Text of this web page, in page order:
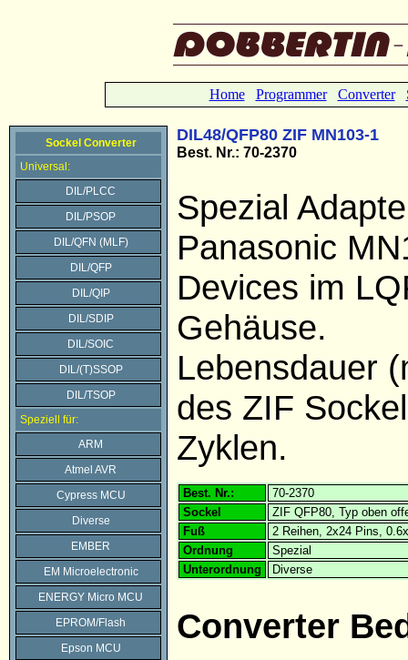
Home Programmer Converter
Sockel Converter
Universal:
DIL/PLCC
DIL/PSOP
DIL/QFN (MLF)
DIL/QFP
DIL/QIP
DIL/SDIP
DIL/SOIC
DIL/(T)SSOP
DIL/TSOP
Speziell für:
ARM
Atmel AVR
Cypress MCU
Diverse
EMBER
EM Microelectronic
ENERGY Micro MCU
EPROM/Flash
Epson MCU
DIL48/QFP80 ZIF MN103-1
Best. Nr.: 70-2370
Spezial
Panasonic
Devices im
Gehäuse.
Lebensdauer
des ZIF
Zyklen.
Best. Nr.:
70-2370
Sockel
ZIF QFP80, Typ oben
Fuß
2 Reihen, 2x24 Pins,
Ordnung
Spezial
Unterordnung
Diverse
Converter